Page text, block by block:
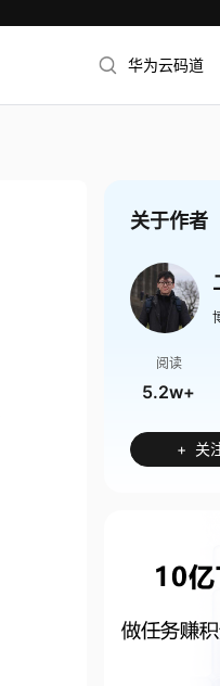
华为云码道
关于作者
阅读
5.2w+
+ 关